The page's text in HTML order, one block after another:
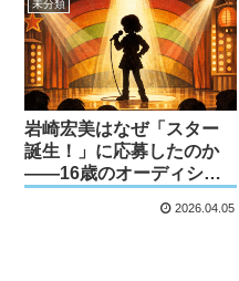
未分類
岩崎宏美はなぜ「スター
誕生！」に応募したのか
——16歳のオーディショ
2026.04.05